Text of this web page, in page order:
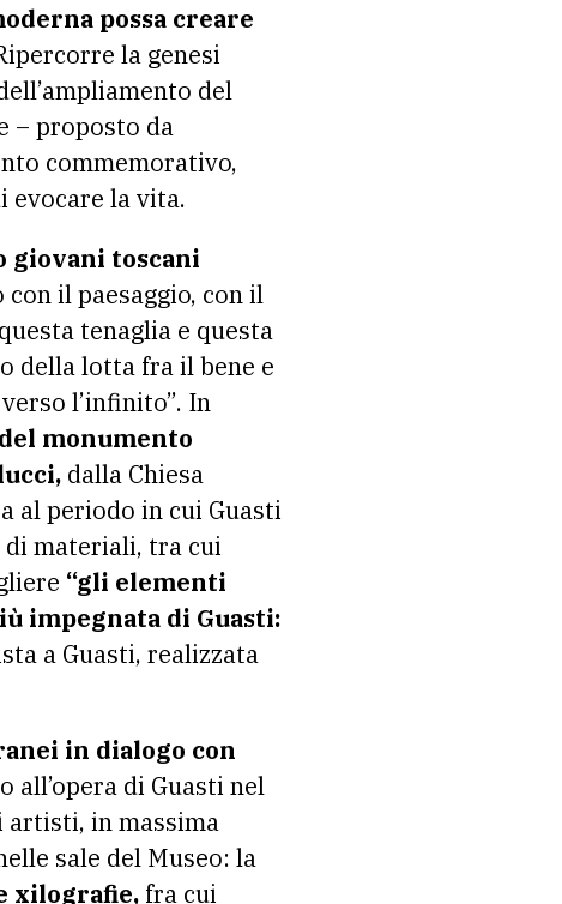
possa creare
la genesi
del
– proposto da
commemorativo,
evocare la vita.
giovani toscani
il paesaggio, con il
tenaglia e questa
della lotta fra il bene e
l’infinito”. In
monumento
dalla Chiesa
al periodo in cui Guasti
di materiali, tra cui
“gli elementi
impegnata di Guasti:
a Guasti, realizzata
in dialogo con
all’opera di Guasti nel
artisti, in massima
sale del Museo: la
xilografie, fra cui